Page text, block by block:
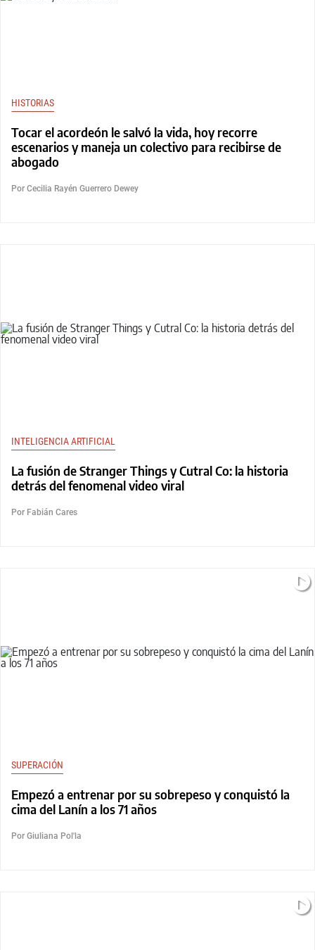
HISTORIAS
Tocar el acordeón le salvó la vida, hoy recorre
escenarios y maneja un colectivo para recibirse de
abogado
Por Cecilia Rayén Guerrero Dewey
INTELIGENCIA ARTIFICIAL
La fusión de Stranger Things y Cutral Co: la historia
detrás del fenomenal video viral
Por Fabián Cares
SUPERACIÓN
Empezó a entrenar por su sobrepeso y conquistó la
cima del Lanín a los 71 años
Por Giuliana Pol'la